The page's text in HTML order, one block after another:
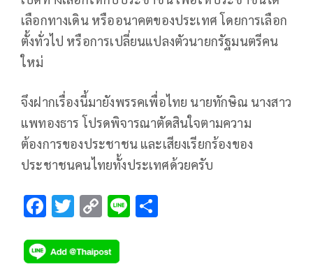
เลือกทางเดิน หรืออนาคตของประเทศ โดยการเลือก
ตั้งทั่วไป หรือการเปลี่ยนแปลงตัวนายกรัฐมนตรีคน
ใหม่
จึงฝากเรื่องนี้มายังพรรคเพื่อไทย นายทักษิณ นางสาว
แพทองธาร โปรดพิจารณาตัดสินใจตามความ
ต้องการของประชาชน และเสียงเรียกร้องของ
ประชาชนคนไทยทั้งประเทศด้วยครับ
F
e
T
tt
C
p
Li